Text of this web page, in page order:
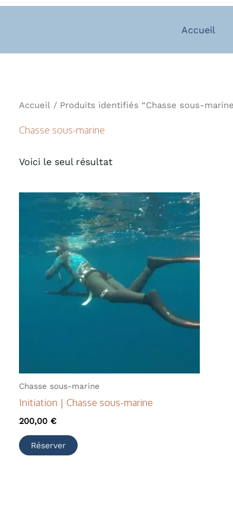
Accueil
Accueil / Produits identifiés “Chasse sous-
Chasse sous-marine
Voici le seul résultat
Chasse sous-marine
Initiation | Chasse sous-marine
200,00 €
Réserver